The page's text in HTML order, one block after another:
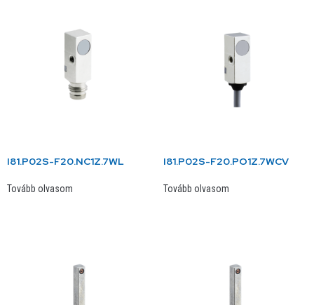
I81.P02S-F20.NC1Z.7WL
Tovább olvasom
I81.P02S-F20.PO1Z.7WCV
Tovább olvasom